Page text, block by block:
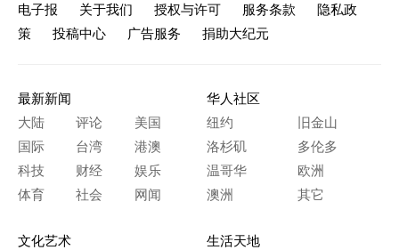
电子报 关于我们 授权与许可 服务条款
隐私政
策
投稿中心 广告服务 捐助大纪元
最新新闻
大陆
评论
美国
国际
台湾
港澳
科技
财经
娱乐
体育
社会 网闻
华人社区
纽约
旧金山
洛杉矶
多伦多
温哥华
欧洲
澳洲
其它
文化艺术
生活天地